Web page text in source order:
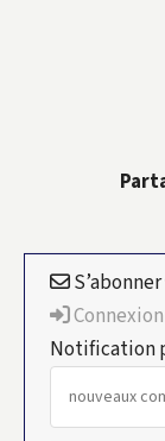
S’abonner
Connexion
Notification